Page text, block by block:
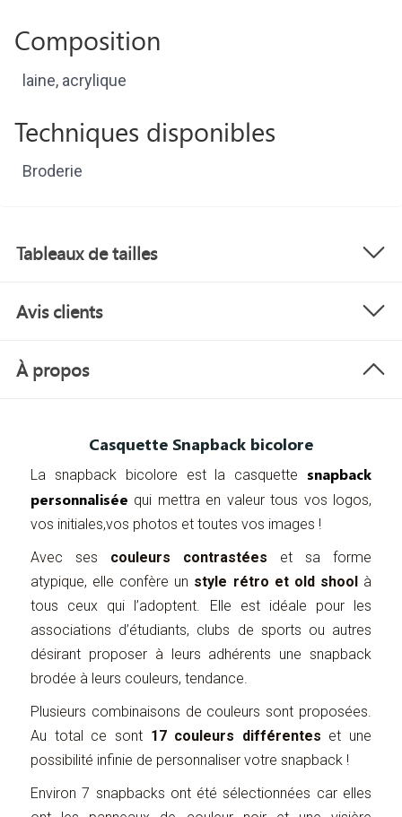
Composition
laine, acrylique
Techniques disponibles
Broderie
Tableaux de tailles
Avis clients
À propos
Casquette Snapback bicolore
La snapback bicolore est la casquette snapback
personnalisée qui mettra en valeur tous vos logos,
vos initiales,vos photos et toutes vos images !
Avec ses couleurs contrastées et sa forme
atypique, elle confère un style rétro et old shool
à
tous ceux qui l’adoptent. Elle est idéale pour les
associations d’étudiants, clubs de sports ou autres
désirant proposer à leurs adhérents une snapback
brodée à leurs couleurs, tendance.
Plusieurs combinaisons de couleurs sont proposées.
Au total ce sont 17 couleurs différentes et une
possibilité infinie de personnaliser votre snapback !
Environ 7 snapbacks ont été sélectionnées car elles